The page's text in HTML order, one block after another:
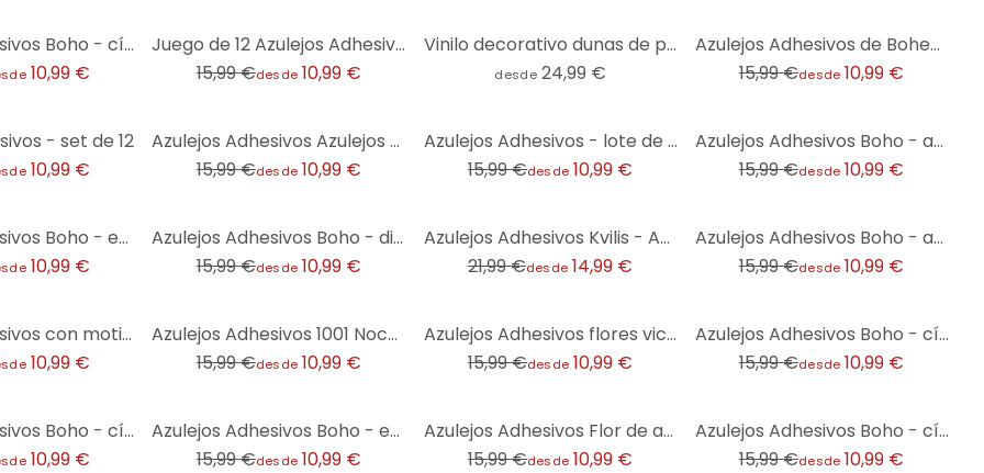
Azulejos Adhesivos Boho - círculos sol amarillo - lote de 12
10,99 €
Juego de 12 Azulejos Adhesivos para Adornos
15,99 €desde 10,99 €
Vinilo decorativo dunas de playa - redondo
desde 24,99 €
Azulejos Adhesivos de Bohemia - lote de 12
15,99 €desde 10,99 €
- set de 12
10,99 €
Azulejos Adhesivos Azulejos portugueses - lote de 12
15,99 €desde 10,99 €
Azulejos Adhesivos - lote de 12
15,99 €desde 10,99 €
Azulejos Adhesivos Boho - abanico arena - lote de 12
15,99 €desde 10,99 €
Azulejos Adhesivos Boho - espiga simple - azul-verde - lote de 12
10,99 €
Azulejos Adhesivos Boho - diseño espiga salvia - lote de 12
15,99 €desde 10,99 €
Azulejos Adhesivos Kvilis - Amigos animales en el bosque - blanco y negro - lote de 12
21,99 €desde 14,99 €
Azulejos Adhesivos Boho - abanico crema - lote de 12
15,99 €desde 10,99 €
Azulejos Adhesivos con motivos de cebollas - lote de 12
10,99 €
Azulejos Adhesivos 1001 Noches - lote de 12
15,99 €desde 10,99 €
Azulejos Adhesivos flores victorianas oscuras - lote de 12
15,99 €desde 10,99 €
Azulejos Adhesivos Boho - círculos crema rojo-marrón antracita - lote de 12
15,99 €desde 10,99 €
Azulejos Adhesivos Boho - círculos crema - lote de 12
10,99 €
Azulejos Adhesivos Boho - espiga simple - azul-verde crema - lote de 12
15,99 €desde 10,99 €
Azulejos Adhesivos Flor de azulejo holandés - lote de 12
15,99 €desde 10,99 €
Azulejos Adhesivos Boho - círculos capuchino rojo-marrón antracita - lote de 12
15,99 €desde 10,99 €